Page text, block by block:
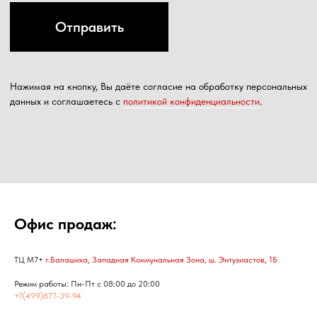
Офис продаж:
ТЦ М7+ г.Балашиха, Западная Коммунальная Зона, ш. Энтузиастов, 1Б
Режим работы: Пн-Пт с 08:00 до 20:00
+7(499)877-39-94